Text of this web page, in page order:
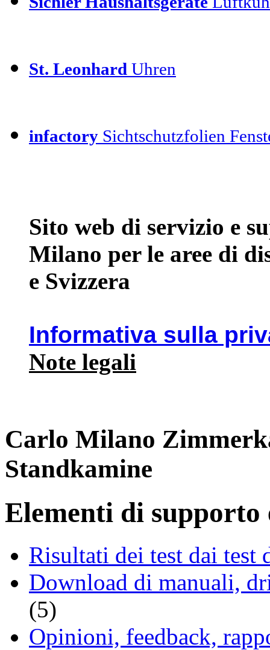
St. Leonhard Uhren
infactory Sichtschutzfolien
Sito web di servizio e
Milano per le aree di
e Svizzera
Informativa sulla
Note legali
Carlo Milano
Standkamine
Elementi di supporto
Risultati dei test dai
Download di manuali,
(5)
Opinioni, feedback,